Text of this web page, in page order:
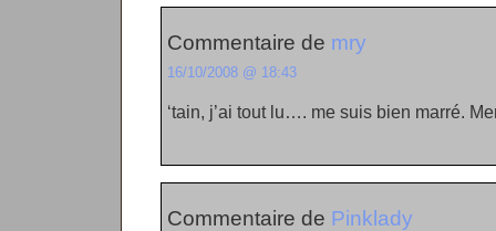
Commentaire de mry
16/10/2008 @ 18:43
‘tain, j’ai tout lu…. me suis bien marré.
Commentaire de Pinklady